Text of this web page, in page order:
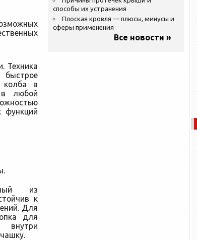
Техника
колба в
в любой
функций
из
к
Для
для
внутри
способы их устранения
Плоская кровля — плюсы, минусы и
сферы применения
Все новости »